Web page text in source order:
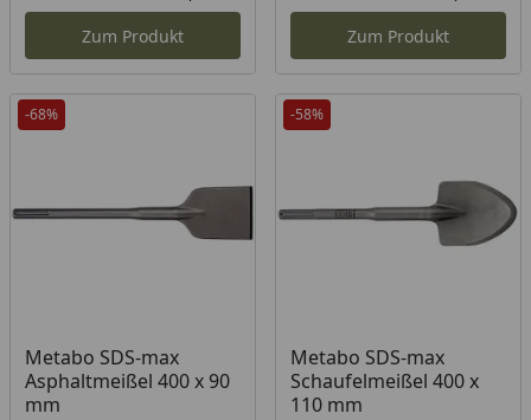
Zum Produkt Zum Produkt
-68%
Metabo SDS-max
Asphaltmeißel 400 x 90
mm
-58%
Metabo SDS-max
Schaufelmeißel 400 x
110 mm